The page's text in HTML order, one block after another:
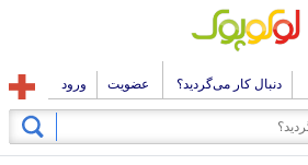
دنبال کار می‌گردید؟ عضویت ورود